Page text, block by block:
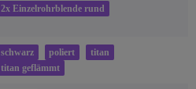
2x Einzelrohrblende rund
schwarz poliert
titan
titan geflämmt